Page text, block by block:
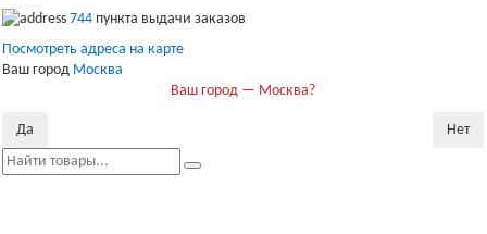
744 пункта выдачи заказов
Посмотреть адреса на карте
Ваш город Москва
Ваш город — Москва?
Да Нет